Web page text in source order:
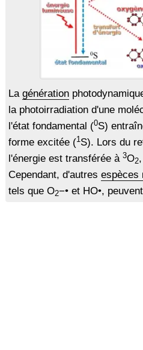
La génération
la photoirradiation d'une
l'état fondamental (0S)
forme excitée (1S). Lors du
l'énergie est transférée à 3O2
Cependant, d'autres espèces
tels que O2−• et HO•,